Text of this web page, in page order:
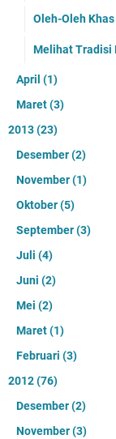
Oleh-Oleh
Melihat Tradisi
April (1)
Maret(3)
2013(23)
Desember(2)
November(1)
Oktober(5)
September(3)
Juli (4)
Juni (2)
Mei (2)
Maret(1)
Februari (3)
2012(76)
Desember(2)
November(3)